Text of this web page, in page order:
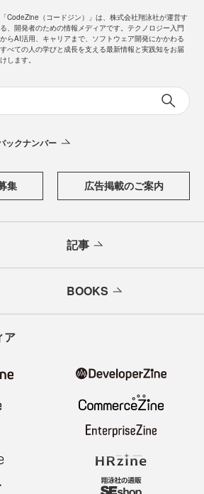
「CodeZine（コードジン）」は、株式会社翔泳社が運営す
る、開発者のための情報メディアです。テクノロジー入門
からAI活用、キャリアまで、ソフトウェア開発にかかわる
すべての人の学びと成長を支える最新情報と実践知をお届
けします。
ックナンバー
集 広告掲載のご案内
記事
BOOKS
ア